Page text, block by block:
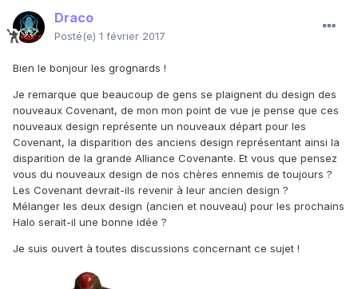
Draco
Posté(e) 1 février 2017
Bien le bonjour les grognards !
Je remarque que beaucoup de gens se plaignent du design des
nouveaux Covenant, de mon mon point de vue je pense que ces
nouveaux design représente un nouveaux départ pour les
Covenant, la disparition des anciens design représentant ainsi la
disparition de la grande Alliance Covenante. Et vous que pensez
vous du nouveaux design de nos chères ennemis de toujours ?
Les Covenant devrait-ils revenir à leur ancien design ?
Mélanger les deux design (ancien et nouveau) pour les prochains
Halo serait-il une bonne idée ?
Je suis ouvert à toutes discussions concernant ce sujet !